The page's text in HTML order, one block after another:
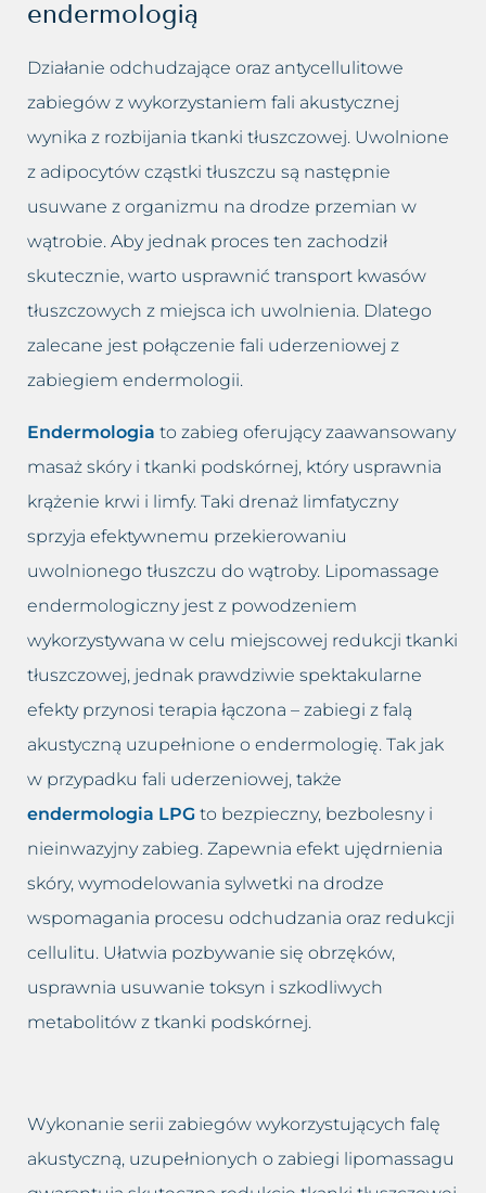
endermologią
Działanie odchudzające oraz antycellulitowe
zabiegów z wykorzystaniem fali akustycznej
wynika z rozbijania tkanki tłuszczowej. Uwolnione
z adipocytów cząstki tłuszczu są następnie
usuwane z organizmu na drodze przemian w
wątrobie. Aby jednak proces ten zachodził
skutecznie, warto usprawnić transport kwasów
tłuszczowych z miejsca ich uwolnienia. Dlatego
zalecane jest połączenie fali uderzeniowej z
zabiegiem endermologii.
Endermologia to zabieg oferujący zaawansowany
masaż skóry i tkanki podskórnej, który usprawnia
krążenie krwi i limfy. Taki drenaż limfatyczny
sprzyja efektywnemu przekierowaniu
uwolnionego tłuszczu do wątroby. Lipomassage
endermologiczny jest z powodzeniem
wykorzystywana w celu miejscowej redukcji tkanki
tłuszczowej, jednak prawdziwie spektakularne
efekty przynosi terapia łączona – zabiegi z falą
akustyczną uzupełnione o endermologię. Tak jak
w przypadku fali uderzeniowej, także
endermologia LPG to bezpieczny, bezbolesny i
nieinwazyjny zabieg. Zapewnia efekt ujędrnienia
skóry, wymodelowania sylwetki na drodze
wspomagania procesu odchudzania oraz redukcji
cellulitu. Ułatwia pozbywanie się obrzęków,
usprawnia usuwanie toksyn i szkodliwych
metabolitów z tkanki podskórnej.
Wykonanie serii zabiegów wykorzystujących falę
akustyczną, uzupełnionych o zabiegi lipomassagu